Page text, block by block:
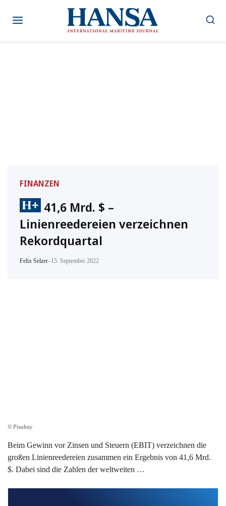
Inhalt
FINANZEN
41,6 Mrd. $ –
Linienreedereien verzeichnen
Rekordquartal
Felix Selzer–15. September 2022
© Pixabay
Beim Gewinn vor Zinsen und Steuern (EBIT) verzeichnen die
großen Linienreedereien zusammen ein Ergebnis von 41,6 Mrd.
$. Dabei sind die Zahlen der weltweiten …